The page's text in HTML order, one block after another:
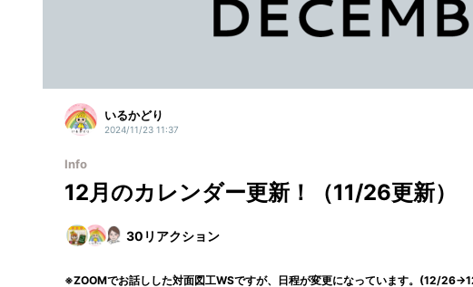
いるかどり
2024/11/23 11:37
Info
12月のカレンダー更新！（11/26更新）
30 リアクション
※ZOOMでお話しした対面図工WSですが、日程が変更になっています。(12/